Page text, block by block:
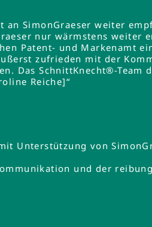
SimonGraeser weiter
nur wärmstens
Patent- und Markenamt
zufrieden mit der
Das SchnittKnecht®-Team
Reiche]“
Unterstützung von
und der